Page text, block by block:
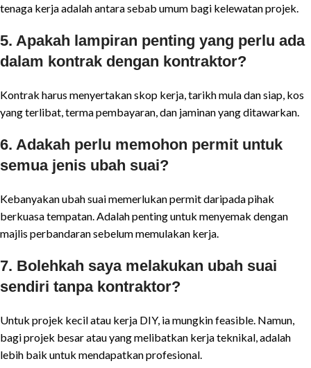
tenaga kerja adalah antara sebab umum bagi kelewatan projek.
5. Apakah lampiran penting yang perlu ada
dalam kontrak dengan kontraktor?
Kontrak harus menyertakan skop kerja, tarikh mula dan siap, kos
yang terlibat, terma pembayaran, dan jaminan yang ditawarkan.
6. Adakah perlu memohon permit untuk
semua jenis ubah suai?
Kebanyakan ubah suai memerlukan permit daripada pihak
berkuasa tempatan. Adalah penting untuk menyemak dengan
majlis perbandaran sebelum memulakan kerja.
7. Bolehkah saya melakukan ubah suai
sendiri tanpa kontraktor?
Untuk projek kecil atau kerja DIY, ia mungkin feasible. Namun,
bagi projek besar atau yang melibatkan kerja teknikal, adalah
lebih baik untuk mendapatkan profesional.